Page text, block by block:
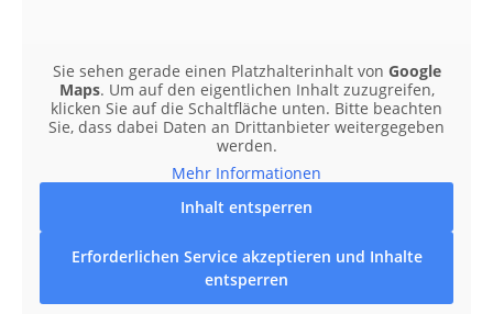
Sie sehen gerade einen Platzhalterinhalt von Google
Maps. Um auf den eigentlichen Inhalt zuzugreifen,
klicken Sie auf die Schaltfläche unten. Bitte beachten
Sie, dass dabei Daten an Drittanbieter weitergegeben
werden.
Mehr Informationen
Inhalt entsperren
Erforderlichen Service akzeptieren und Inhalte
entsperren